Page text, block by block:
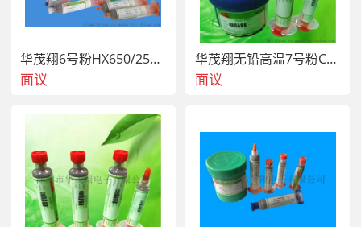
华茂翔6号粉HX650/250度熔点无铅高温锡膏
面议
华茂翔无铅高温7号粉COB固晶锡膏
面议